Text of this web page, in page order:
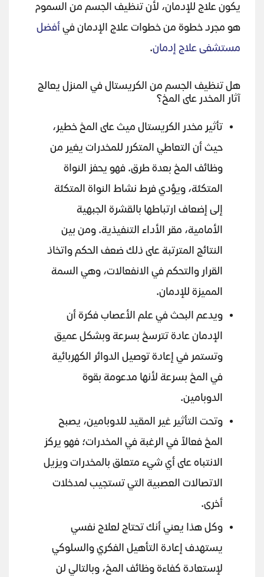
يكون علاج للإدمان، لأن تنظيف الجسم من السموم
هو مجرد خطوة من خطوات علاج الإدمان في أفضل
مستشفى علاج إدمان.
هل تنظيف الجسم من الكريستال في المنزل يعالج
آثار المخدر على المخ؟
تأثير مخدر الكريستال ميث على المخ خطير،
حيث أن التعاطي المتكرر للمخدرات يغير من
وظائف المخ بعدة طرق. فهو يحفز النواة
المتكئة، ويؤدي فرط نشاط النواة المتكئة
إلى إضعاف ارتباطها بالقشرة الجبهية
الأمامية، مقر الأداء التنفيذية. ومن بين
النتائج المترتبة على ذلك ضعف الحكم واتخاذ
القرار والتحكم في الانفعالات، وهي السمة
المميزة للإدمان.
ويدعم البحث في علم الأعصاب فكرة أن
الإدمان عادة تترسخ بسرعة وبشكل عميق
وتستمر في إعادة توصيل الدوائر الكهربائية
في المخ بسرعة لأنها مدعومة بقوة
الدوبامين.
وتحت التأثير غير المقيد للدوبامين، يصبح
المخ فعالاً في الرغبة في المخدرات؛ فهو يركز
الانتباه على أي شيء متعلق بالمخدرات ويزيل
الاتصالات العصبية التي تستجيب لمدخلات
أخرى.
وكل هذا يعني أنك تحتاج لعلاج نفسي
يستهدف إعادة التأهيل الفكري والسلوكي
لإستعادة كفاءة وظائف المخ، وبالتالي لن